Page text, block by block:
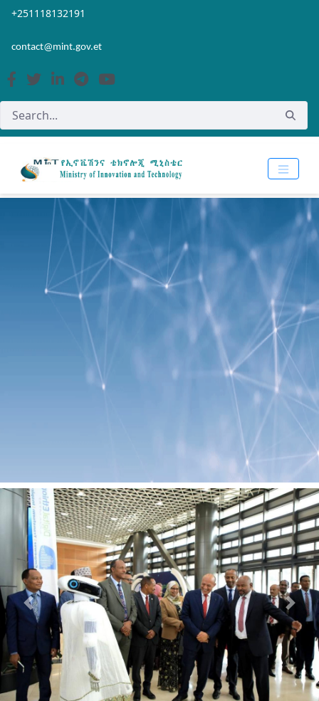
Skip to Main Content
Open Accessibility Menu
+251118132191
contact@mint.gov.et
Previous Next